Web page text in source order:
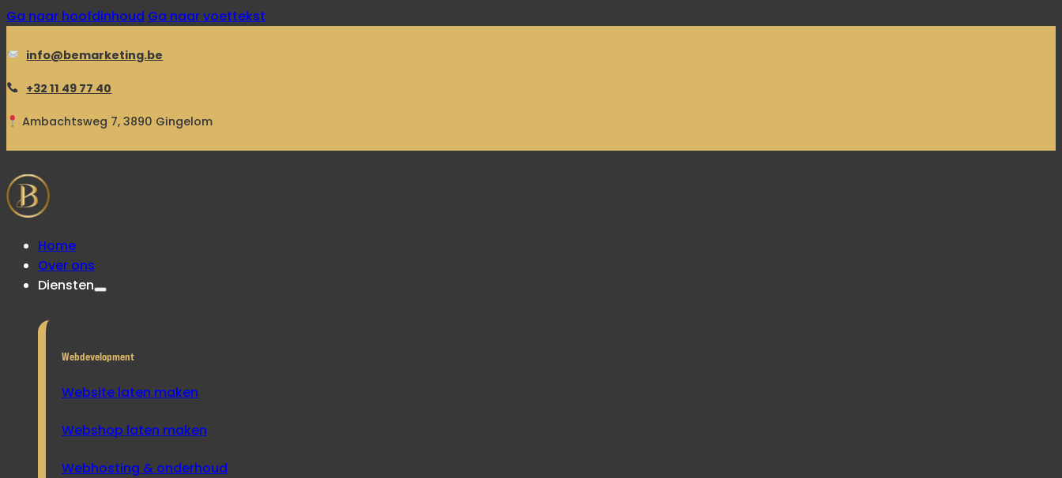
Ga naar hoofdinhoud Ga naar voettekst
info@bemarketing.be
+32 11 49 77 40
Ambachtsweg 7, 3890 Gingelom
Home
Over ons
Diensten
Webdevelopment
Website laten maken
Webshop laten maken
Webhosting & onderhoud